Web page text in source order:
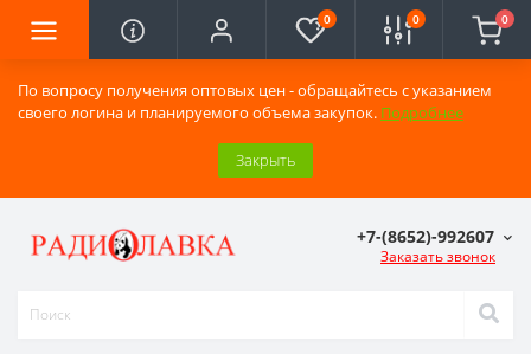
По вопросу получения оптовых цен - обращайтесь с указанием
своего логина и планируемого объема закупок. Подробнее
Закрыть
0 0 0
+7-(8652)-992607
Заказать звонок